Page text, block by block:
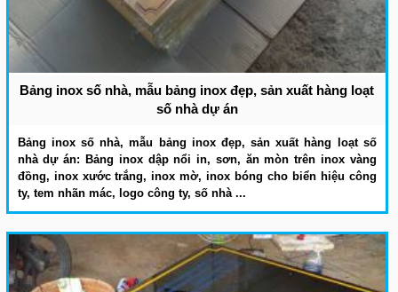
Bảng inox số nhà, mẫu bảng inox đẹp, sản xuất hàng loạt
số nhà dự án
Bảng inox số nhà, mẫu bảng inox đẹp, sản xuất hàng loạt số
nhà dự án: Bảng inox dập nổi in, sơn, ăn mòn trên inox vàng
đồng, inox xước trắng, inox mờ, inox bóng cho biển hiệu công
ty, tem nhãn mác, logo công ty, số nhà ...